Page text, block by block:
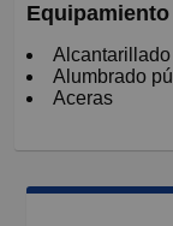
Equipamiento
Alcantarillado
Alumbrado
Aceras